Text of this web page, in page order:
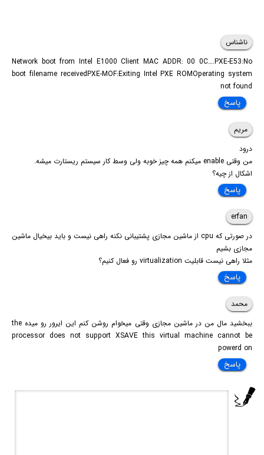
ناشناس
Network boot from Intel E1000 Client MAC ADDR: 00 0C….PXE-E53:No
boot filename receivedPXE-MOF:Exiting Intel PXE ROMOperating system
not found
پاسخ
مریم
درود
من وقتی enable میکنم همه چیز خوبه ولی وسط کار سیستم ریستارت میشه.
اشکال از چیه؟
پاسخ
erfan
در صورتی که cpu از ماشین مجازی پشتیبانی نکنه راهی نیست و باید بیخیال ماشین
مجازی بشیم
مثلا راهی نیست قابلیت virtualization رو فعال کنیم؟
پاسخ
محمد
ببخشید مال من در ماشین مجازی وقتی میخوام روشن کنم این ایرور رو میده the
processor does not support XSAVE this virtual machine cannot be
powerd on
پاسخ